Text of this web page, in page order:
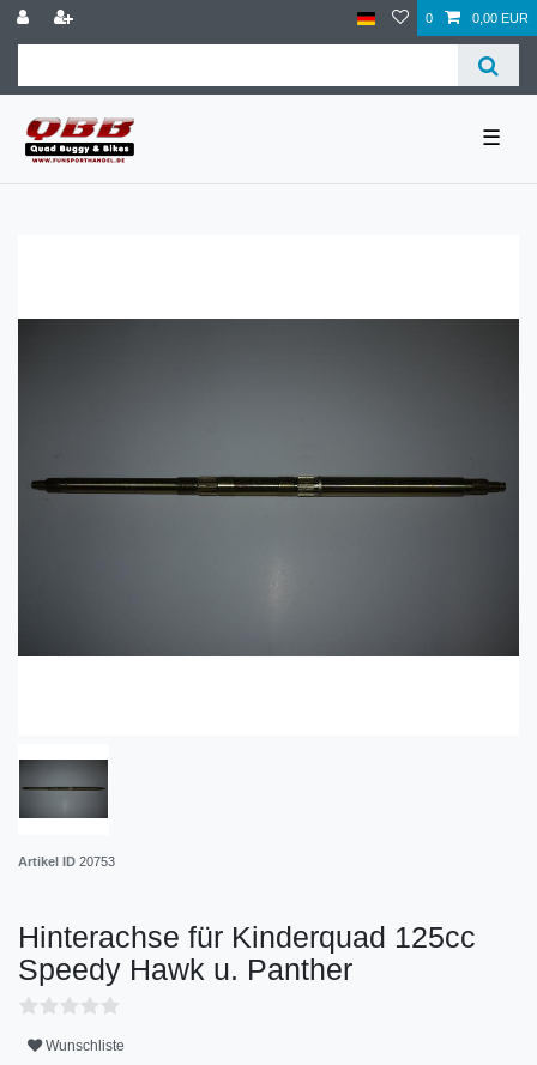
0 0,00 EUR
☰
Artikel ID 20753
Hinterachse für Kinderquad 125cc
Speedy Hawk u. Panther
Wunschliste